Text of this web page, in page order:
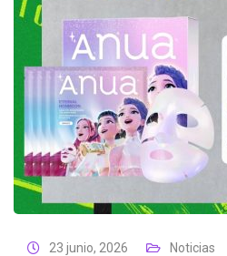
23 junio, 2026 Noticias